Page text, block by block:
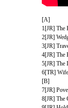
[A]
1[JR] The
2[JR]
3[JR]
4[JR] The
5[JR] The
6[TR]
[B]
7[JR]
8[JR] The